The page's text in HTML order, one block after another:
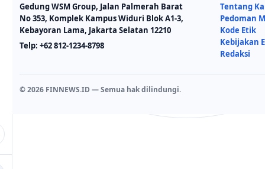
Gedung WSM Group, Jalan Palmerah Barat
No 353, Komplek Kampus Widuri Blok A1-3,
Kebayoran Lama, Jakarta Selatan 12210
Telp: +62 812-1234-8798
Tentang
Pedoman
Kode Etik
Kebijakan
Redaksi
© 2026 FINNEWS.ID — Semua hak dilindungi.